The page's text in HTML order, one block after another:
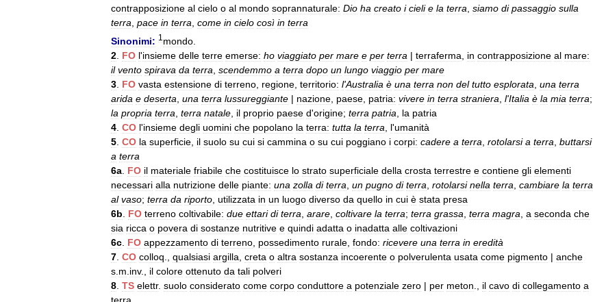
contrapposizione al cielo o al mondo soprannaturale: Dio ha creato i cieli e la terra siamo di passaggio sulla
terra pace in terra come in cielo così in terra
Sinonimi: 1 mondo
2 FO l'insieme delle terre emerse: ho viaggiato per mare e per terra | terraferma in contrapposizione al mare:
il vento spirava da terra scendemmo a terra dopo un lungo viaggio per mare
3 FO vasta estensione di terreno regione territorio: l'Australia è una terra non del tutto esplorata una terra
arida e deserta una terra lussureggiante | nazione paese patria: vivere in terra straniera l'Italia è la mia terra;
la propria terra terra natale il proprio paese d'origine; terra patria la patria
4 CO l'insieme degli uomini che popolano la terra: tutta la terra l'umanità
5 CO la superficie il suolo su cui si cammina o su cui poggiano i corpi: cadere a terra rotolarsi a terra buttarsi
a terra
6a FO il materiale friabile che costituisce lo strato superficiale della crosta terrestre e contiene gli elementi
necessari alla nutrizione delle piante: una zolla di terra un pugno di terra rotolarsi nella terra cambiare la terra
al vaso; terra da riporto utilizzata in un luogo diverso da quello in cui è stata presa
6b
FO terreno coltivabile: due ettari di terra arare coltivare la terra; terra grassa terra magra a seconda che
sia ricca o povera di sostanze nutritive e quindi adatta o inadatta alle coltivazioni
6c FO appezzamento di terreno possedimento rurale fondo: ricevere una terra in eredità
7 CO colloq qualsiasi argilla creta o altra sostanza incoerente o polverulenta usata come pigmento | anche
s m inv., il colore ottenuto da tali polveri
8 TS elettr. suolo considerato come corpo conduttore a potenziale zero | per meton il cavo di collegamento a
terra